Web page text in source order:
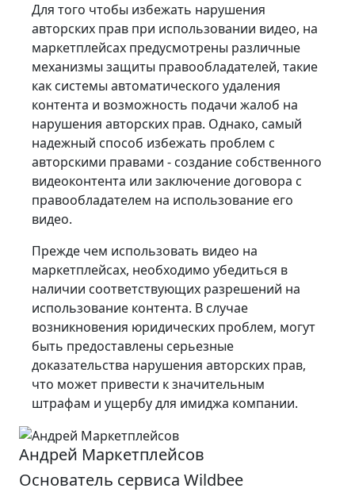
Для того чтобы избежать нарушения
авторских прав при использовании видео, на
маркетплейсах предусмотрены различные
механизмы защиты правообладателей, такие
как системы автоматического удаления
контента и возможность подачи жалоб на
нарушения авторских прав. Однако, самый
надежный способ избежать проблем с
авторскими правами - создание собственного
видеоконтента или заключение договора с
правообладателем на использование его
видео.
Прежде чем использовать видео на
маркетплейсах, необходимо убедиться в
наличии соответствующих разрешений на
использование контента. В случае
возникновения юридических проблем, могут
быть предоставлены серьезные
доказательства нарушения авторских прав,
что может привести к значительным
штрафам и ущербу для имиджа компании.
Андрей Маркетплейсов
Основатель сервиса Wildbee